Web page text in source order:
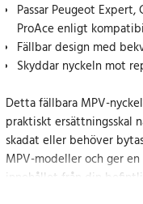
Passar Peugeot
ProAce enligt
Fällbar design med
Skyddar nyckeln mot
Detta fällbara MPV-
praktiskt ersättningsskal
skadat eller behöver
MPV-modeller och ger
innehållet från din